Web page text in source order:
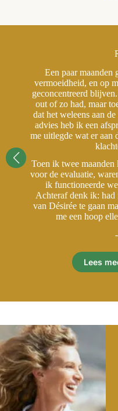
Een paar maanden
vermoeidheid, en op
geconcentreerd
out of zo had, maar
dat het weleens aan
advies heb ik een
me uitlegde wat er aan
Toen ik twee
voor de evaluatie,
ik functioneerde
Achteraf denk ik: had
van Désirée te gaan
me een hoop
Lees